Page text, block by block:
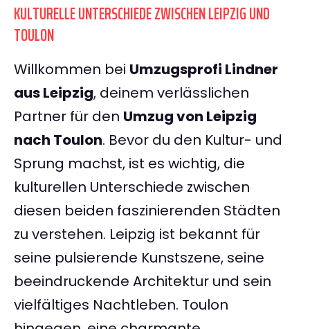
KULTURELLE UNTERSCHIEDE ZWISCHEN LEIPZIG UND
TOULON
Willkommen bei Umzugsprofi Lindner
aus Leipzig, deinem verlässlichen
Partner für den Umzug von Leipzig
nach Toulon. Bevor du den Kultur- und
Sprung machst, ist es wichtig, die
kulturellen Unterschiede zwischen
diesen beiden faszinierenden Städten
zu verstehen. Leipzig ist bekannt für
seine pulsierende Kunstszene, seine
beeindruckende Architektur und sein
vielfältiges Nachtleben. Toulon